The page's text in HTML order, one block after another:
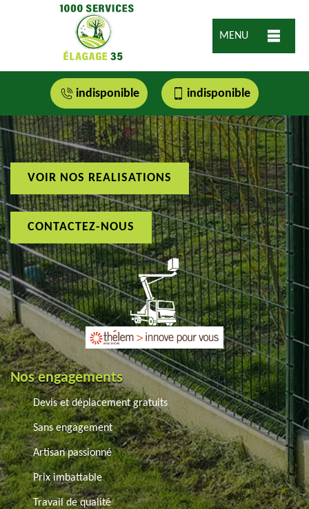
MENU
indisponible indisponible
VOIR NOS REALISATIONS
CONTACTEZ-NOUS
Nos engagements
Devis et déplacement gratuits
Sans engagement
Artisan passionné
Prix imbattable
Travail de qualité